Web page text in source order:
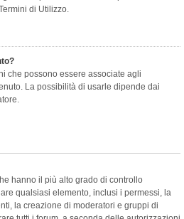
di Utilizzo.
che possono essere associate agli
La possibilità di usarle dipende dai
hanno il più alto grado di controllo
qualsiasi elemento, inclusi i permessi, la
la creazione di moderatori e gruppi di